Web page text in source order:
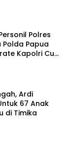
Polres
Polda Papua
Kapolri Cup
Ardi
67 Anak
di Timika